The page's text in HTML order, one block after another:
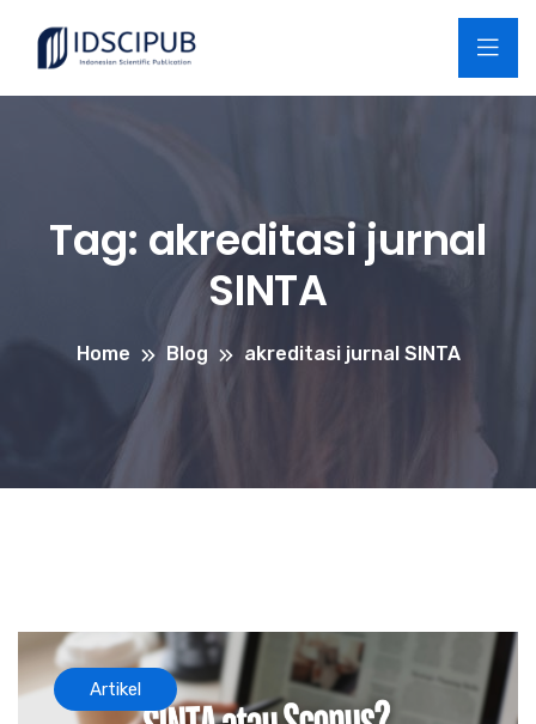
Tag: akreditasi jurnal
SINTA
Home Blog akreditasi jurnal SINTA
Artikel